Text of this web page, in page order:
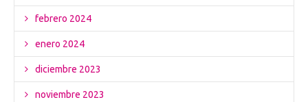
febrero 2024
enero 2024
diciembre 2023
noviembre 2023